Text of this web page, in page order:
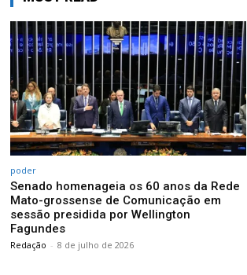
poder
Senado homenageia os 60 anos da Rede
Mato-grossense de Comunicação em
sessão presidida por Wellington
Fagundes
Redação - 8 de julho de 2026